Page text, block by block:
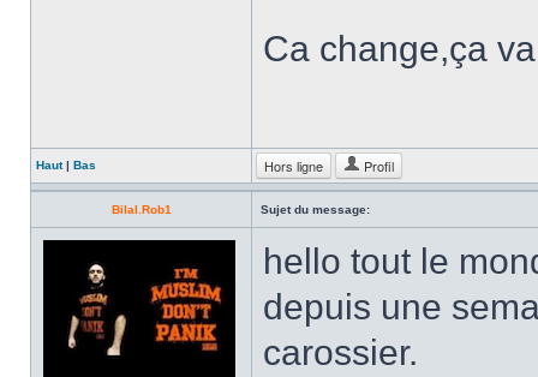
Ca change,ça
Haut| Bas Hors ligne Profil
Bilal.Rob1 Sujet du message:
hello tout le
depuis une
carossier.